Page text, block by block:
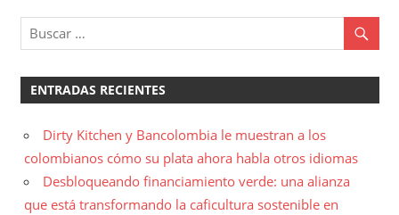
ENTRADAS RECIENTES
Dirty Kitchen y Bancolombia le muestran a los
colombianos cómo su plata ahora habla otros idiomas
Desbloqueando financiamiento verde: una alianza
que está transformando la caficultura sostenible en